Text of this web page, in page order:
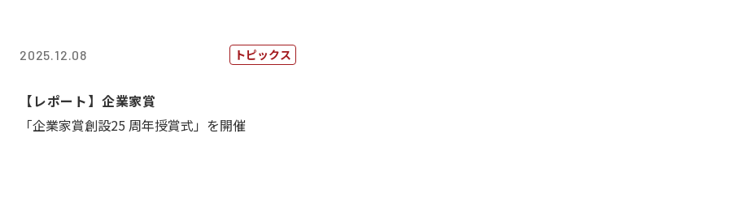
2025.12.08 トピックス
【レポート】企業家賞
「企業家賞創設25 周年授賞式」を開催